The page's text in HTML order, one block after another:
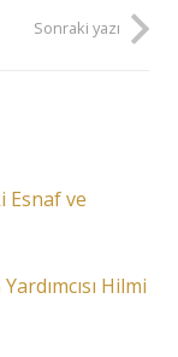
Sonraki yazı
Esnaf ve
Hilmi